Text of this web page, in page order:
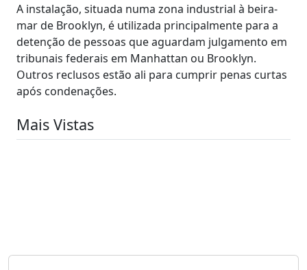
A instalação, situada numa zona industrial à beira-
mar de Brooklyn, é utilizada principalmente para a
detenção de pessoas que aguardam julgamento em
tribunais federais em Manhattan ou Brooklyn.
Outros reclusos estão ali para cumprir penas curtas
após condenações.
Mais Vistas